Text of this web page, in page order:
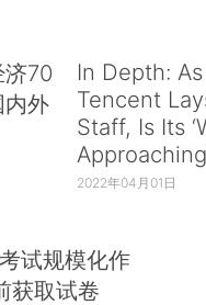
70
内外
In Depth: As
Tencent
Staff, Is Its
2022年04月01日
试规模化作
获取试卷